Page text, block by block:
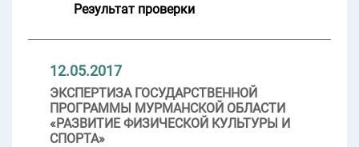
Результат проверки
12.05.2017
ЭКСПЕРТИЗА ГОСУДАРСТВЕННОЙ
ПРОГРАММЫ МУРМАНСКОЙ ОБЛАСТИ
«РАЗВИТИЕ ФИЗИЧЕСКОЙ КУЛЬТУРЫ И
СПОРТА»